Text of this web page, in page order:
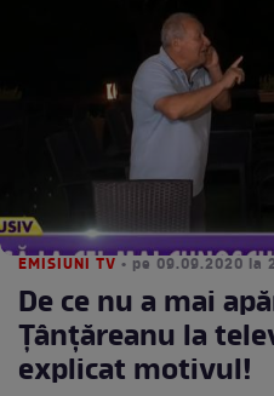
EMISIUNI TV • pe 09.09.2020 la
De ce nu a mai
Țânțăreanu la
explicat motivul!